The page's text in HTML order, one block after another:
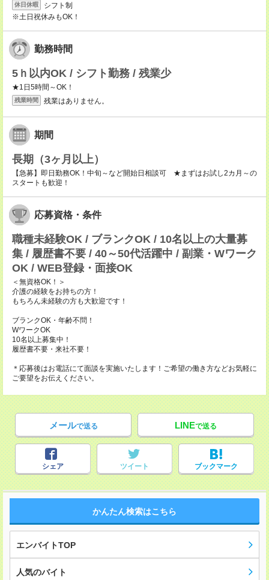
休日休暇
シフト制
※土日祝休みもOK！
勤務時間
5ｈ以内OK / シフト勤務 / 残業少
★1日5時間～OK！
残業時間 残業はありません。
期間
長期（3ヶ月以上）
【急募】即日勤務OK！中旬～など開始日相談可 ★まずはお試し2カ月～の
スタートも歓迎！
応募資格・条件
職種未経験OK / ブランクOK / 10名以上の大量募
集 / 履歴書不要 / 40～50代活躍中 / 副業・Wワーク
OK / WEB登録・面接OK
＜無資格OK！＞
介護の経験をお持ちの方！
もちろん未経験の方も大歓迎です！
ブランクOK・年齢不問！
WワークOK
10名以上募集中！
履歴書不要・来社不要！
＊応募後はお電話にて面談を実施いたします！ご希望の働き方などお気軽に
ご要望をお伝えください。
メールで送る LINEで送る
シェア ツイート ブックマーク
かんたん検索はこちら
エンバイトTOP
人気のバイト